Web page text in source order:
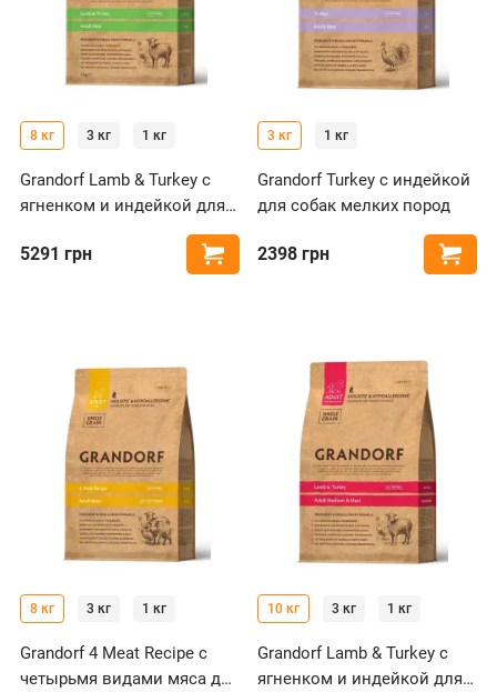
8 кг 3 кг 1 кг
Grandorf Lamb & Turkey с
ягненком и индейкой для
5291 грн Купить
3 кг 1 кг
Grandorf Turkey с индейкой
для собак мелких пород
2398 грн
8 кг 3 кг 1 кг
Grandorf 4 Meat Recipe с
четырьмя видами мяса для
10 кг 3 кг 1 кг
Grandorf Lamb & Turkey с
ягненком и индейкой для